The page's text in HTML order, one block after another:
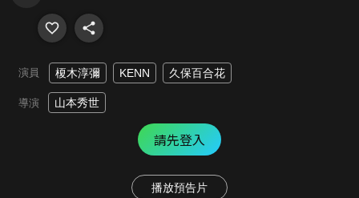
演員 榎木淳彌 KENN 久保百合花
導演 山本秀世
請先登入
播放預告片